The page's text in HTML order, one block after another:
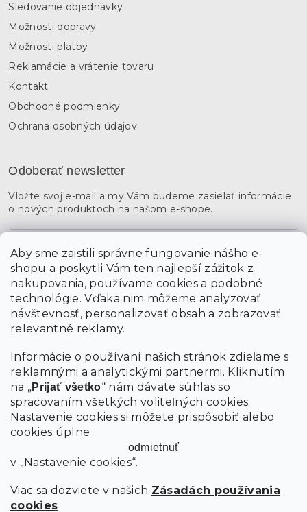
Aby sme zaistili správne fungovanie nášho e-
shopu a poskytli Vám ten najlepší zážitok z
nakupovania, používame cookies a podobné
technológie. Vďaka nim môžeme analyzovať
návštevnosť, personalizovať obsah a zobrazovať
relevantné reklamy.
Informácie o používaní našich stránok zdieľame s
reklamnými a analytickými partnermi. Kliknutím
na „Prijať všetko“ nám dávate súhlas so
spracovaním všetkých voliteľných cookies.
Nastavenie cookies si môžete prispôsobiť alebo
cookies úplne
odmietnuť
v „Nastavenie cookies“.
Viac sa dozviete v našich Zásadách používania
cookies
Sledovanie objednávky
Možnosti dopravy
Možnosti platby
Reklamácie a vrátenie tovaru
Kontakt
Obchodné podmienky
Ochrana osobných údajov
Odoberať newsletter
Vložte svoj e-mail a my Vám budeme zasielať informácie
o nových produktoch na našom e-shope.
Vložením údajov súhlasíte s podmienkami ochrany
osobných údajov
PRIHLÁSIŤ SA